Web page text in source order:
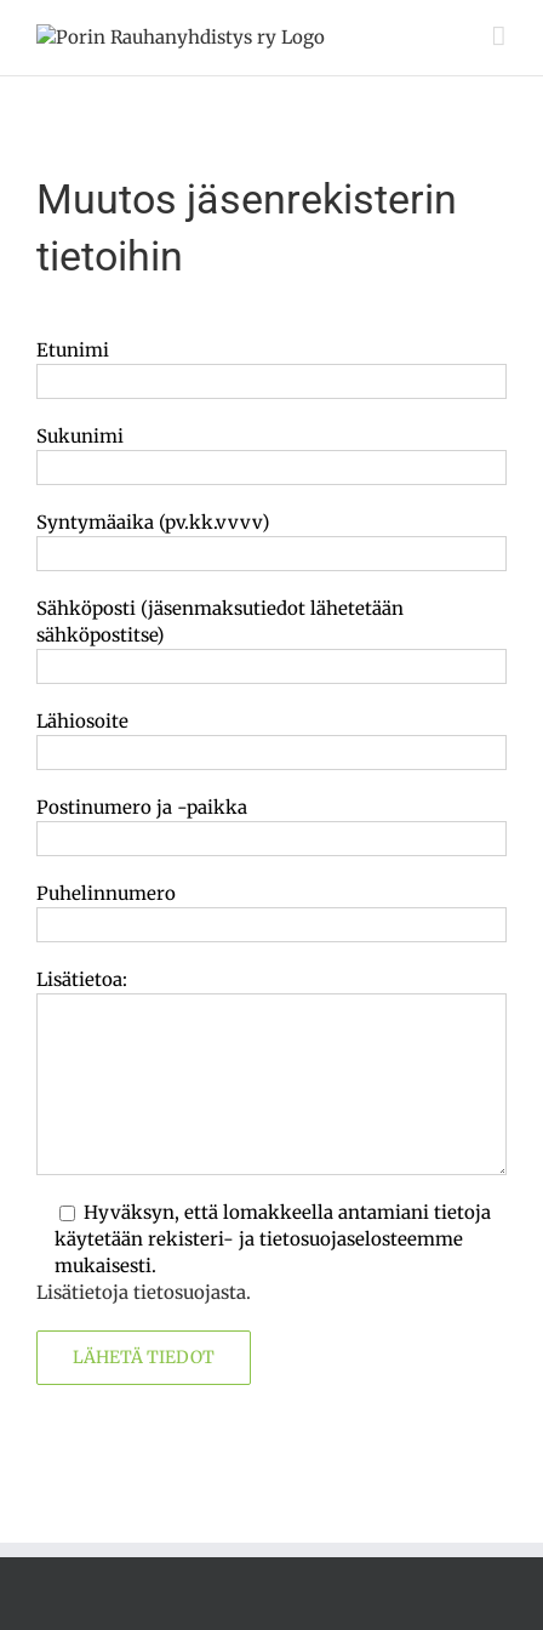
Muutos jäsenrekisterin
tietoihin
Etunimi
Sukunimi
Syntymäaika (pv.kk.vvvv)
Sähköposti (jäsenmaksutiedot lähetetään
sähköpostitse)
Lähiosoite
Postinumero ja -paikka
Puhelinnumero
Lisätietoa:
Hyväksyn, että lomakkeella antamiani tietoja
käytetään rekisteri- ja tietosuojaselosteemme
mukaisesti.
Lisätietoja tietosuojasta.